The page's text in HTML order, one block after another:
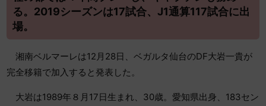
る。2019シーズンは17試合、J1通算117試合に出
場。
湘南ベルマーレは12月28日、ベガルタ仙台のDF大岩一貴が
完全移籍で加入すると発表した。
大岩は1989年８月17日生まれ、30歳。愛知県出身、183セン